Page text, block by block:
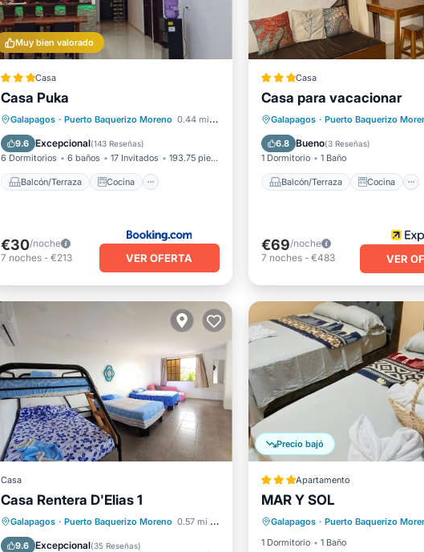
Muy bien valorado
Casa
Casa Puka
Galapagos · Puerto Baquerizo Moreno 0.44 mi al centro
9.6 Excepcional(143 Reseñas)
6 Dormitorios 6 baños 17 Invitados 193.75 pies²
Balcón/Terraza Cocina
Balcón/Terraza
Cocina
Aire acondicionado
Internet
€30/noche
7 noches- €213 VER OFERTA
Casa
Casa para vacacionar
Galapagos · Puerto Baquerizo
6.8 Bueno(3 Reseñas)
1 Dormitorio 1 Baño
Balcón/Terraza Cocina
Balcón/Terraza
Cocina
Internet
Apto para niños
€69/noche
7 noches- €483 VER
Casa
Casa Rentera D'Elias 1
Galapagos · Puerto Baquerizo Moreno 0.57 mi al centro
9.6 Excepcional(35 Reseñas)
Desayuno
Balcón/Terraza
Cocina
Aire acondicionado
Precio bajó
Apartamento
MAR Y SOL
Galapagos · Puerto Baquerizo
1 Dormitorio
1 Baño
Aparcamiento
Vistas
Cocina